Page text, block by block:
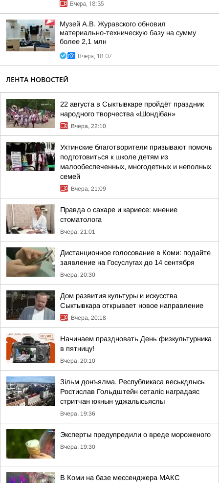
Вчера, 18:35
Музей А.В. Журавского обновил
материально-техническую базу на сумму
более 2,1 млн
Вчера, 18:07
ЛЕНТА НОВОСТЕЙ
22 августа в Сыктывкаре пройдёт праздник
народного творчества «Шондібан»
Вчера, 22:10
Ухтинские благотворители призывают помочь
подготовиться к школе детям из
малообеспеченных, многодетных и неполных
семей
Вчера, 21:09
Правда о сахаре и кариесе: мнение
стоматолога
Вчера, 21:01
Дистанционное голосование в Коми: подайте
заявление на Госуслугах до 14 сентября
Вчера, 20:30
Дом развития культуры и искусства
Сыктывкара открывает новое направление
Вчера, 20:18
Начинаем праздновать День физкультурника
в пятницу!
Вчера, 20:10
Зільм донъялма. Республикаса веськдлысь
Ростислав Гольдштейн сеталіс наградаяс
стритчан юкнын уджалысьяслы
Вчера, 19:36
Эксперты предупредили о вреде мороженого
Вчера, 19:30
В Коми на базе мессенджера МАКС